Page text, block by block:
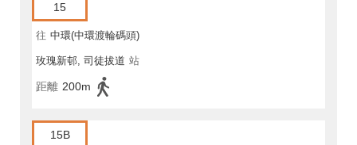
15
往 中環(中環渡輪碼頭)
玫瑰新邨, 司徒拔道 站
距離 200m
15B